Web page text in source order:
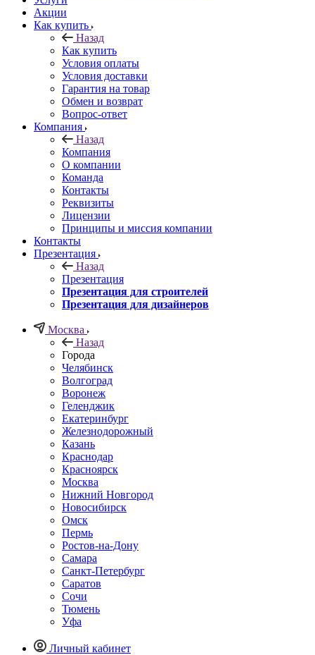
Акции
Как купить
Назад
Как купить
Условия оплаты
Условия доставки
Гарантия на товар
Обмен и возврат
Вопрос-ответ
Компания
Назад
Компания
О компании
Команда
Контакты
Реквизиты
Лицензии
Принципы и миссия компании
Контакты
Презентация
Назад
Презентация
Презентация для строителей
Презентация для дизайнеров
Москва
Назад
Города
Челябинск
Волгоград
Воронеж
Геленджик
Екатеринбург
Железнодорожный
Казань
Краснодар
Красноярск
Москва
Нижний Новгород
Новосибирск
Омск
Пермь
Ростов-на-Дону
Самара
Санкт-Петербург
Саратов
Сочи
Тюмень
Уфа
Личный кабинет